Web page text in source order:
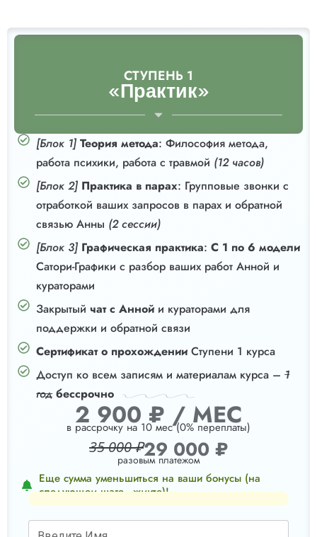
СТУПЕНЬ 1
«Практик»
[Блок 1] Теория метода: Философия метода,
работа психики, работа с травмой (12 часов)
[Блок 2] Практика в парах: Групповые звонки с
отработкой ваших запросов в парах и обратной
связью Анны (2 сессии)
[Блок 3] Графическая практика:С 1 по 6 модели
Сатори-Графики с разбор ваших работ Анной и
кураторами
Закрытыйчат с Анной и кураторами для
поддержки и обратной связи
Сертификат о прохождении Ступени 1 курса
Доступ ко всем записям и материалам курса –1
год бессрочно
2 900 ₽ / МЕС
в рассрочку на 10 мес (0% переплаты)
35 000 ₽29 000 ₽
разовым платежом
Еще сумма уменьшиться на ваши бонусы (на
следующем шаге - жмите)!